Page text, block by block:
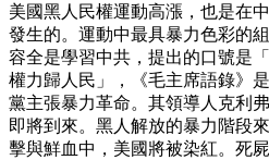
美國黑人民權運動高漲，也是在
發生的。運動中最具暴力色彩的
容全是學習中共，提出的口號是
權力歸人民」，《毛主席語錄》
黨主張暴力革命。其領導人克利
即將到來。黑人解放的暴力階段
擊與鮮血中，美國將被染紅。